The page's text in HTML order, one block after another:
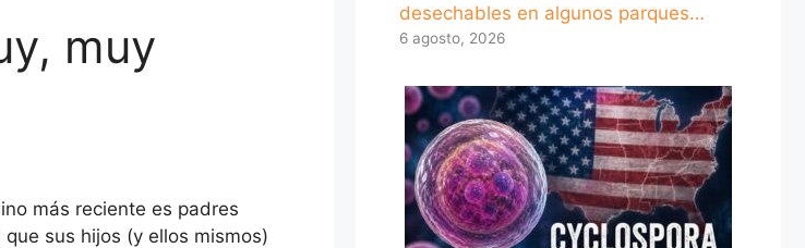
muy
más reciente es padres
sus hijos (y ellos mismos)
desechables en algunos parques…
6 agosto, 2026